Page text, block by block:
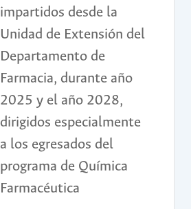
impartidos desde la
Unidad de Extensión del
Departamento de
Farmacia, durante año
2025 y el año 2028,
dirigidos especialmente
a los egresados del
programa de Química
Farmacéutica